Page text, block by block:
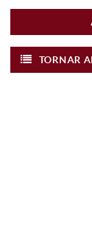
TORNAR